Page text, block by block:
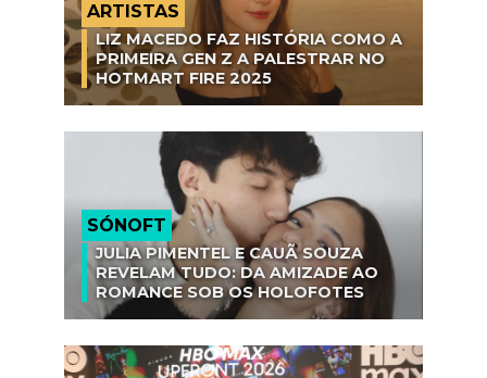
ARTISTAS
LIZ MACEDO FAZ HISTÓRIA COMO A
PRIMEIRA GEN Z A PALESTRAR NO
HOTMART FIRE 2025
SÓNOFT
JULIA PIMENTEL E CAUÃ SOUZA
REVELAM TUDO: DA AMIZADE AO
ROMANCE SOB OS HOLOFOTES